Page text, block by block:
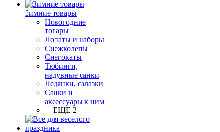
Зимние товары
Новогодние
товары
Лопаты и наборы
Снежколепы
Снегокаты
Тюбинги,
надувные санки
Ледянки, салазки
Санки и
аксессуары к ним
+ ЕЩЕ 2